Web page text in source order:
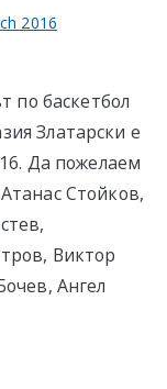
2016
по баскетбол
Златарски е
Да пожелаем
Стойков,
Виктор
Ангел